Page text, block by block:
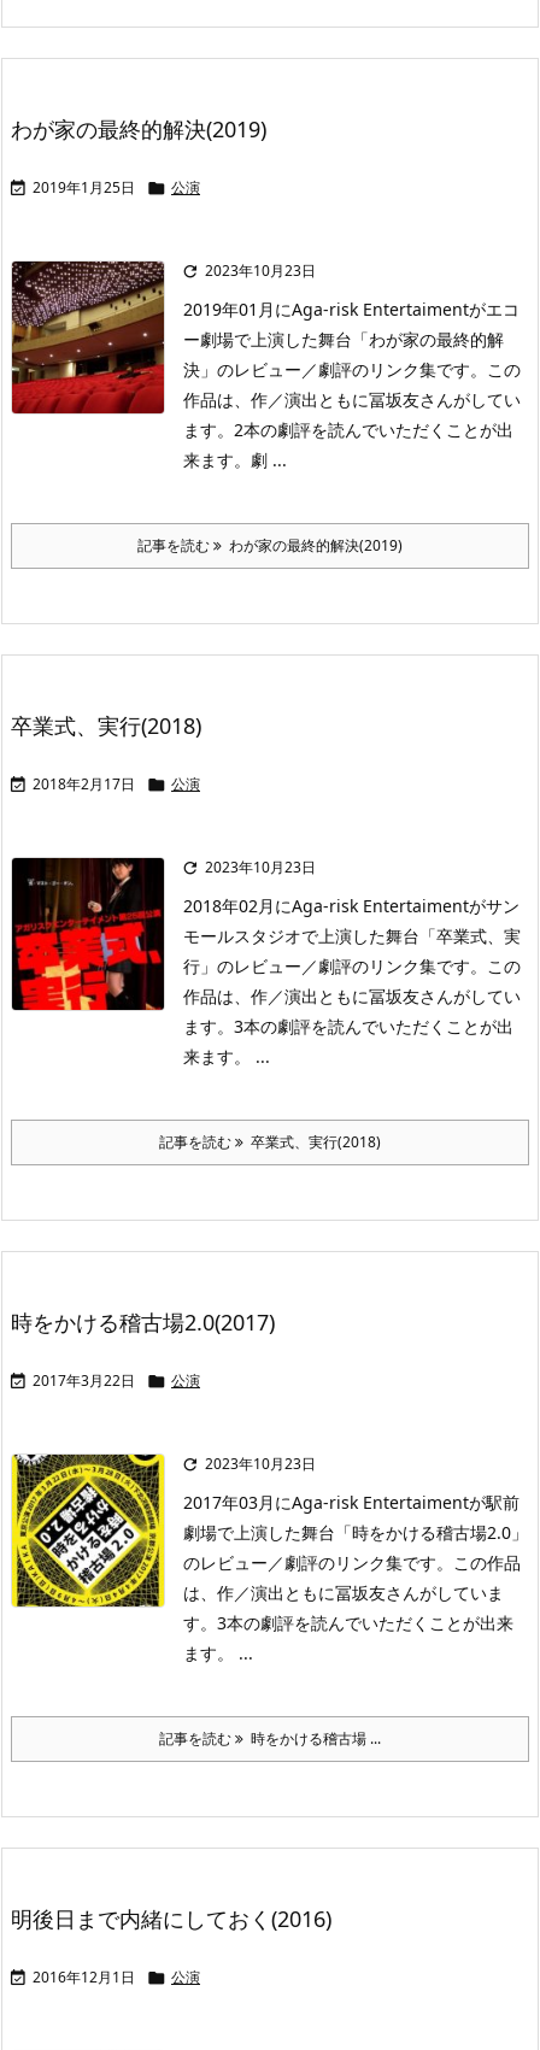
わが家の最終的解決(2019)
 2019年1月25日  公演
 2023年10月23日
2019年01月にAga-risk Entertaimentがエコ
ー劇場で上演した舞台「わが家の最終的解
決」のレビュー／劇評のリンク集です。この
作品は、作／演出ともに冨坂友さんがしてい
ます。2本の劇評を読んでいただくことが出
来ます。劇 ...
記事を読む わが家の最終的解決(2019)
卒業式、実行(2018)
 2018年2月17日  公演
 2023年10月23日
2018年02月にAga-risk Entertaimentがサン
モールスタジオで上演した舞台「卒業式、実
行」のレビュー／劇評のリンク集です。この
作品は、作／演出ともに冨坂友さんがしてい
ます。3本の劇評を読んでいただくことが出
来ます。 ...
記事を読む 卒業式、実行(2018)
時をかける稽古場2.0(2017)
 2017年3月22日  公演
 2023年10月23日
2017年03月にAga-risk Entertaimentが駅前
劇場で上演した舞台「時をかける稽古場2.0」
のレビュー／劇評のリンク集です。この作品
は、作／演出ともに冨坂友さんがしていま
す。3本の劇評を読んでいただくことが出来
ます。 ...
記事を読む 時をかける稽古場 ...
明後日まで内緒にしておく(2016)
 2016年12月1日  公演